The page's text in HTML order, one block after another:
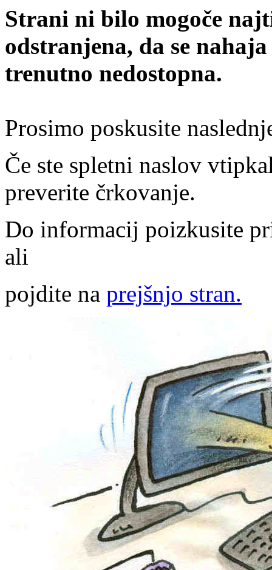
Strani ni bilo mogoče
odstranjena, da se
trenutno nedostopna.
Prosimo poskusite
Če ste spletni naslov
preverite črkovanje.
Do informacij poizkusite
ali
pojdite na prejšnjo stran.